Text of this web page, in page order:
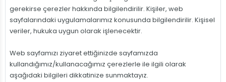
gerekirse çerezler hakkında bilgilendirilir. Kişiler, web
sayfalarındaki uygulamalarımız konusunda bilgilendirilir. Kişisel
veriler, hukuka uygun olarak işlenecektir.
Web sayfamızı ziyaret ettiğinizde sayfamızda
kullandığımız/kullanacağımız çerezlerle ile ilgili olarak
aşağıdaki bilgileri dikkatinize sunmaktayız.